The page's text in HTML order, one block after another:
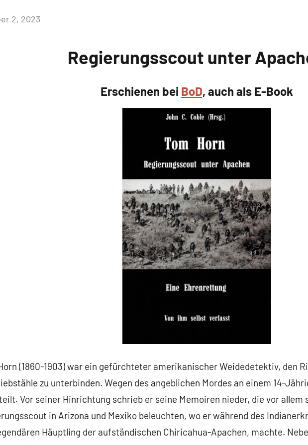
2, 2023
Regierungsscout unter
Erschienen bei BoD, auch als E-Book
(1860-1903) war ein gefürchteter amerikanischer Weidedetektiv, den
zu unterbinden. Wegen des angeblichen Mordes an einem 14-
Vor seiner Hinrichtung schrieb er seine Memoiren nieder, die vor allem
in Arizona und Mexiko beleuchten, wo er während des
Häuptling der aufständischen Chiricahua-Apachen, machte.